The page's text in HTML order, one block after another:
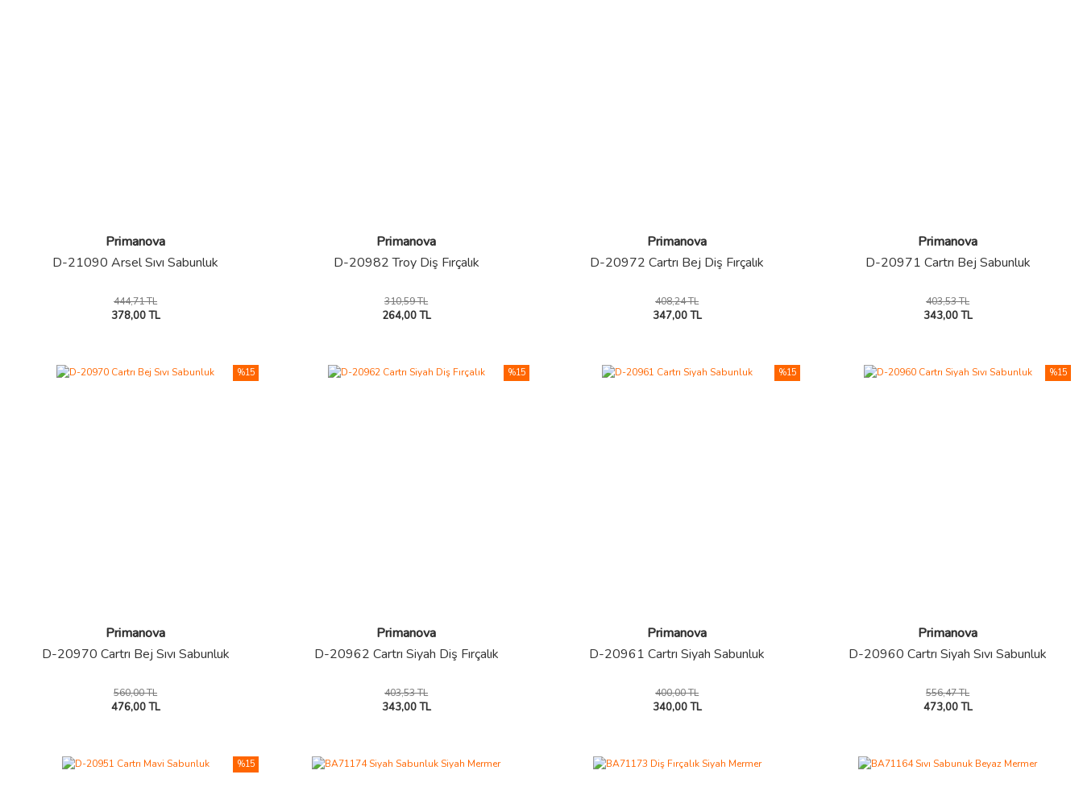
Primanova
D-21090 Arsel Sıvı Sabunluk
444,71 TL
378,00 TL
Primanova
D-20982 Troy Diş Fırçalık
310,59 TL
264,00 TL
Primanova
D-20972 Cartrı Bej Diş Fırçalık
408,24 TL
347,00 TL
Primanova
D-20971 Cartrı Bej Sabunluk
403,53 TL
343,00 TL
Primanova
D-20970 Cartrı Bej Sıvı Sabunluk
560,00 TL
476,00 TL
%15
Primanova
D-20962 Cartrı Siyah Diş Fırçalık
403,53 TL
343,00 TL
%15
Primanova
D-20961 Cartrı Siyah Sabunluk
400,00 TL
340,00 TL
%15
Primanova
D-20960 Cartrı Siyah Sıvı Sabunluk
556,47 TL
473,00 TL
%15
%15